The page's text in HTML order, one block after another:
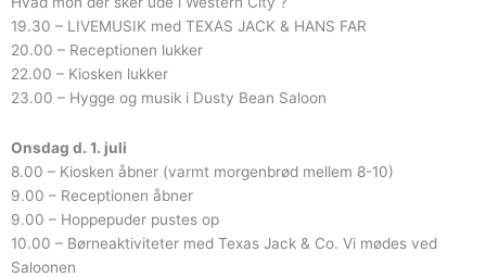
19.30 – LIVEMUSIK med TEXAS JACK & HANS FAR
20.00 – Receptionen lukker
22.00 – Kiosken lukker
23.00 – Hygge og musik i Dusty Bean Saloon
Onsdag d. 1. juli
8.00 – Kiosken åbner (varmt morgenbrød mellem 8-10)
9.00 – Receptionen åbner
9.00 – Hoppepuder pustes op
10.00 – Børneaktiviteter med Texas Jack & Co. Vi mødes ved
Saloonen